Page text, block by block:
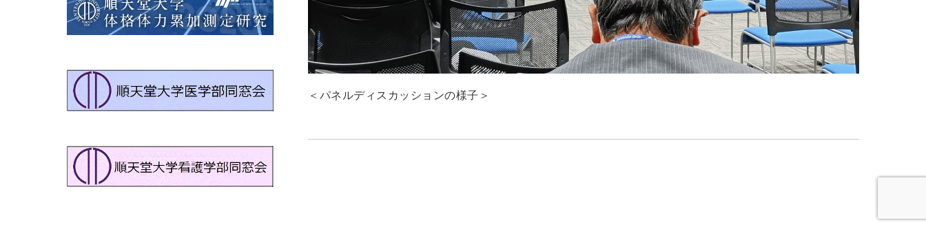
＜パネルディスカッションの様子＞